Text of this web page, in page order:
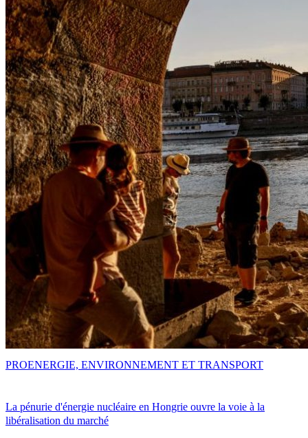
La pénurie d'énergie nucléaire en Hongrie ouvre la voie à la
libéralisation du marché
PROENERGIE, ENVIRONNEMENT ET TRANSPORT